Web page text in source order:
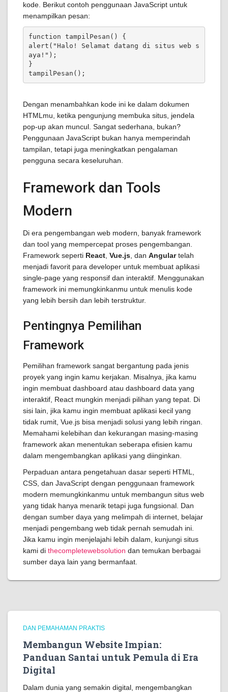
kode. Berikut contoh penggunaan JavaScript untuk
menampilkan pesan:
function tampilPesan() {
alert("Halo! Selamat datang di situs web s
aya!");
}
tampilPesan();
Dengan menambahkan kode ini ke dalam dokumen
HTMLmu, ketika pengunjung membuka situs, jendela
pop-up akan muncul. Sangat sederhana, bukan?
Penggunaan JavaScript bukan hanya memperindah
tampilan, tetapi juga meningkatkan pengalaman
pengguna secara keseluruhan.
Framework dan Tools
Modern
Di era pengembangan web modern, banyak framework
dan tool yang mempercepat proses pengembangan.
Framework seperti React Vue.js , dan Angulartelah
menjadi favorit para developer untuk membuat aplikasi
single-page yang responsif dan interaktif. Menggunakan
framework ini memungkinkanmu untuk menulis kode
yang lebih bersih dan lebih terstruktur.
Pentingnya Pemilihan
Framework
Pemilihan framework sangat bergantung pada jenis
proyek yang ingin kamu kerjakan. Misalnya, jika kamu
ingin membuat dashboard atau dashboard data yang
interaktif, React mungkin menjadi pilihan yang tepat. Di
sisi lain, jika kamu ingin membuat aplikasi kecil yang
tidak rumit, Vue.js bisa menjadi solusi yang lebih ringan.
Memahami kelebihan dan kekurangan masing-masing
framework akan menentukan seberapa efisien kamu
dalam mengembangkan aplikasi yang diinginkan.
Perpaduan antara pengetahuan dasar seperti HTML,
CSS, dan JavaScript dengan penggunaan framework
modern memungkinkanmu untuk membangun situs web
yang tidak hanya menarik tetapi juga fungsional. Dan
dengan sumber daya yang melimpah di internet, belajar
menjadi pengembang web tidak pernah semudah ini.
Jika kamu ingin menjelajahi lebih dalam, kunjungi situs
kami di thecompletewebsolution dan temukan berbagai
sumber daya lain yang bermanfaat.
DAN PEMAHAMAN PRAKTIS
Membangun Website Impian:
Panduan Santai untuk Pemula di Era
Digital
Dalam dunia yang semakin digital, mengembangkan